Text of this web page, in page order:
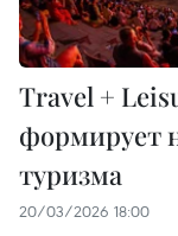
Travel +
формирует
туризма
20/03/2026 18:00